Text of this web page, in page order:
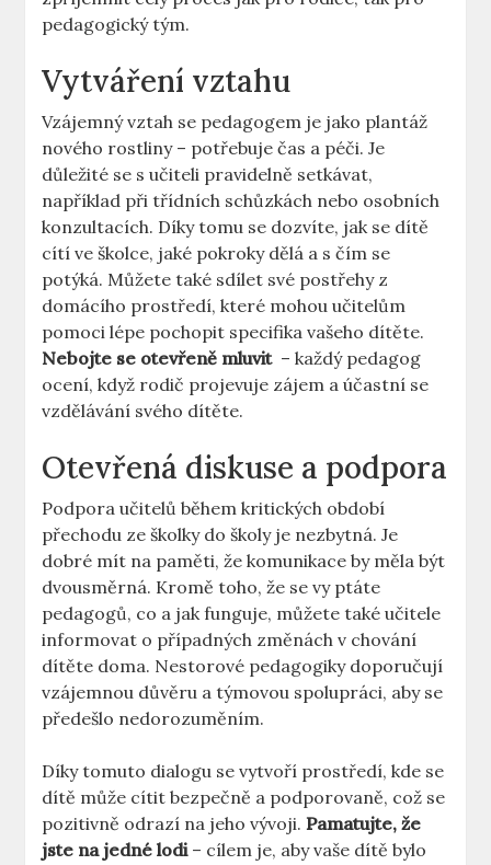
pedagogický ‌tým.
Vytváření vztahu
Vzájemný vztah se pedagogem je jako plantáž
nového rostliny – potřebuje čas a péči. Je
důležité ‌se s učiteli pravidelně setkávat,​
například při třídních⁤ schůzkách⁤ nebo osobních
konzultacích.⁣ Díky tomu se dozvíte, jak se dítě
cítí ve školce, jaké⁤ pokroky ‌dělá a s čím se
potýká. Můžete také sdílet‌ své postřehy z
domácího prostředí, které mohou učitelům
pomoci lépe pochopit specifika‍ vašeho ‍dítěte.
Nebojte‍ se otevřeně⁣ mluvit​ – každý pedagog
ocení, když ‌rodič projevuje zájem a účastní se
vzdělávání svého dítěte.
Otevřená diskuse a podpora
Podpora učitelů během kritických období
přechodu⁤ ze školky do školy je nezbytná. Je
dobré mít⁤ na paměti, že komunikace by měla být
dvousměrná. ⁢Kromě toho, ​že se vy ptáte
pedagogů, co a‍ jak funguje, můžete‍ také učitele
informovat o případných změnách v chování
dítěte⁣ doma. Nestorové pedagogiky doporučují
vzájemnou důvěru a týmovou spolupráci, ​aby​ se
předešlo ‍nedorozuměním.
Díky tomuto dialogu se vytvoří prostředí, kde se
dítě může cítit bezpečně a ⁣podporovaně, což se⁣
pozitivně odrazí na jeho vývoji.Pamatujte, že
jste​ na jedné lodi– cílem je,​ aby vaše dítě bylo